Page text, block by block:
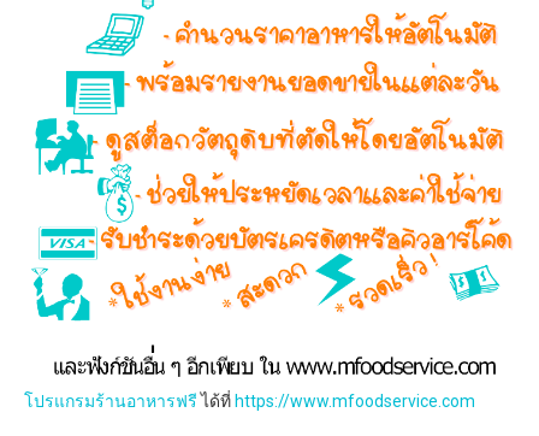
โปรแกรมร้านอาหารฟรีได้ที่ https://www.mfoodservice.com